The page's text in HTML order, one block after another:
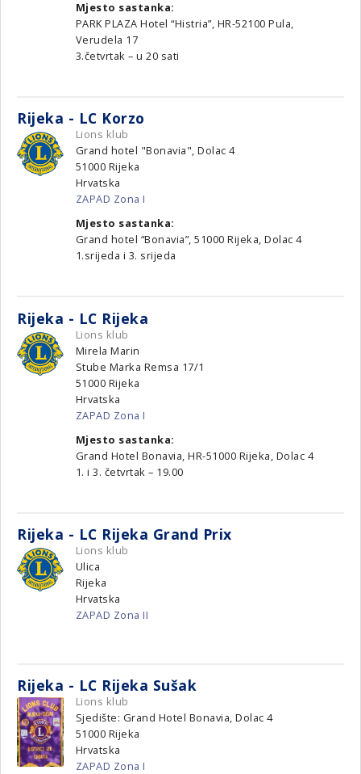
Mjesto sastanka:
PARK PLAZA Hotel “Histria”, HR-52100 Pula,
Verudela 17
3.četvrtak – u 20 sati
Rijeka - LC Korzo
Lions klub
Grand hotel "Bonavia", Dolac 4
51000 Rijeka
Hrvatska
ZAPAD Zona I
Mjesto sastanka:
Grand hotel “Bonavia”, 51000 Rijeka, Dolac 4
1.srijeda i 3. srijeda
Rijeka - LC Rijeka
Lions klub
Mirela Marin
Stube Marka Remsa 17/1
51000 Rijeka
Hrvatska
ZAPAD Zona I
Mjesto sastanka:
Grand Hotel Bonavia, HR-51000 Rijeka, Dolac 4
1. i 3. četvrtak – 19.00
Rijeka - LC Rijeka Grand Prix
Lions klub
Ulica
Rijeka
Hrvatska
ZAPAD Zona II
Rijeka - LC Rijeka Sušak
Lions klub
Sjedište: Grand Hotel Bonavia, Dolac 4
51000 Rijeka
Hrvatska
ZAPAD Zona I